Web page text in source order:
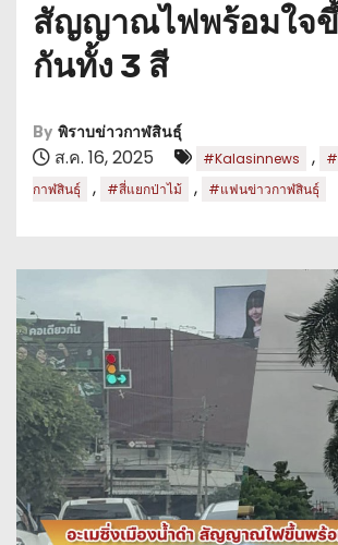
สัญญาณไฟพร้อมใจ
กันทั้ง 3 สี
By พิราบข่าวกาฬสินธุ์
ส.ค. 16, 2025 #Kalasinnews ,
กาฬสินธุ์
, #สี่แยกป่าไม้ , #แฟนข่าวกาฬสินธุ์